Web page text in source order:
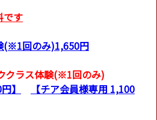
です
(※1回のみ)1,650円
クラス体験(※1回のみ)
】
【チア会員様専用 1,100